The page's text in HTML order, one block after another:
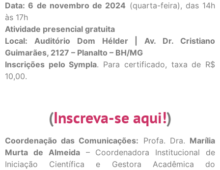
Data: 6 de novembro de 2024 (quarta-feira), das 14h
às 17h
Atividade presencial gratuita
Local: Auditório Dom Hélder | Av. Dr. Cristiano
Guimarães, 2127 – Planalto – BH/MG
Inscrições pelo Sympla. Para certificado, taxa de R$
10,00.
(Inscreva-se aqui!)
Coordenação das Comunicações: Profa. Dra. Marília
Murta de Almeida– Coordenadora Institucional de
Iniciação Científica e Gestora Acadêmica do